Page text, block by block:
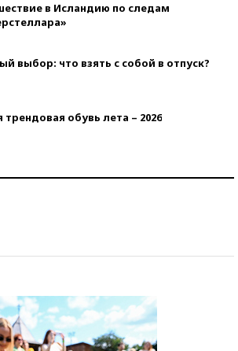
в Исландию по следам
выбор: что взять с собой в отпуск?
трендовая обувь лета – 2026